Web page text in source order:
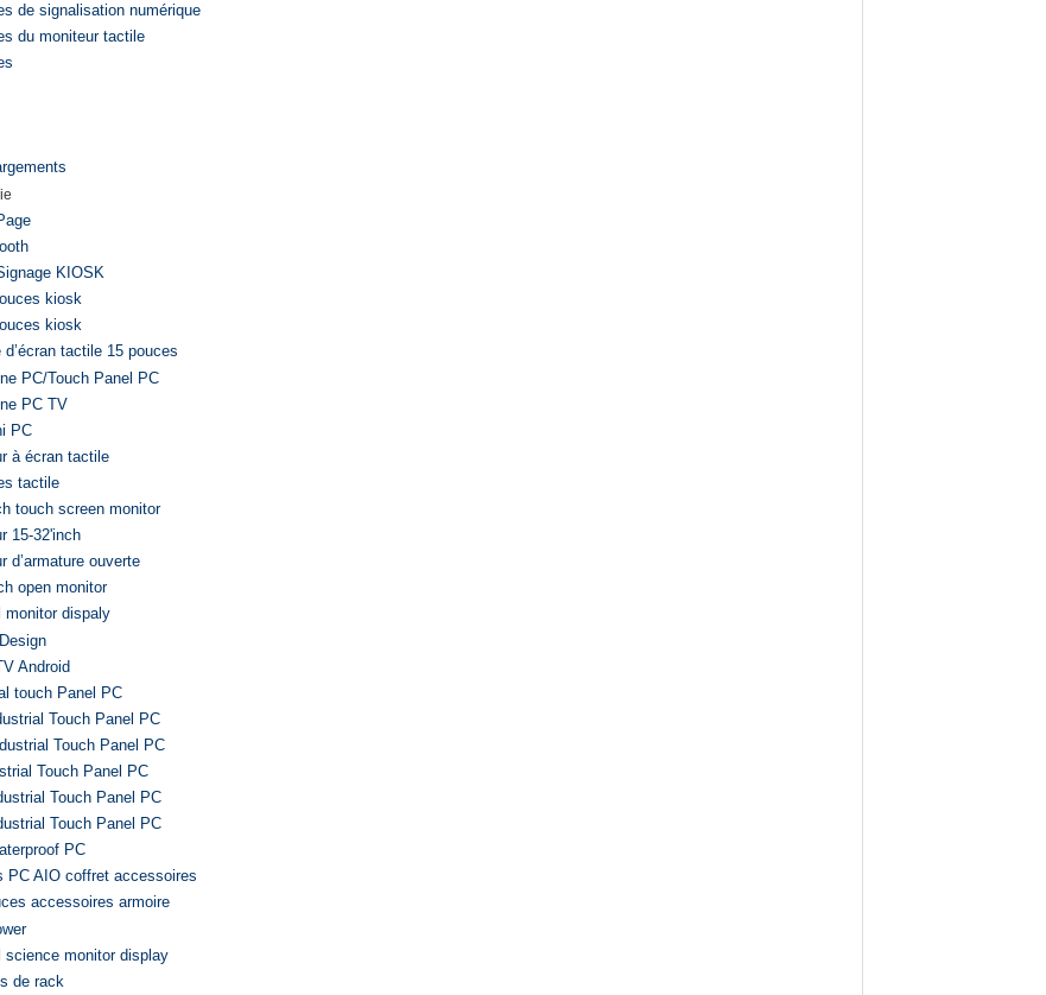
de signalisation numérique
du moniteur tactile
KIOSK
kiosk
kiosk
d’écran tactile 15 pouces
PC/Touch Panel PC
PC TV
PC
à écran tactile
tactile
touch screen monitor
15-32'inch
d’armature ouverte
open monitor
monitor dispaly
Android
touch Panel PC
Touch Panel PC
Touch Panel PC
Touch Panel PC
Touch Panel PC
Touch Panel PC
PC
PC AIO coffret accessoires
accessoires armoire
science monitor display
de rack